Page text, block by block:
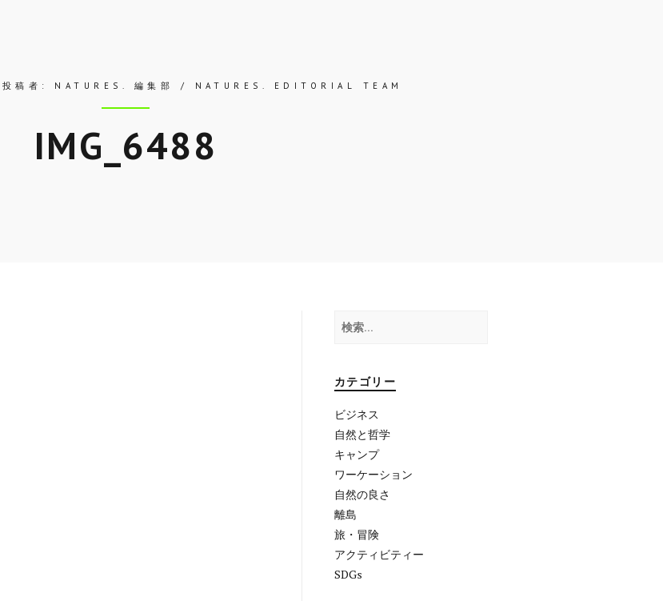
投稿者: NATURES. 編集部 / NATURES. EDITORIAL TEAM
IMG_6488
検
索:
カテゴリー
ビジネス
自然と哲学
キャンプ
ワーケーション
自然の良さ
離島
旅・冒険
アクティビティー
SDGs